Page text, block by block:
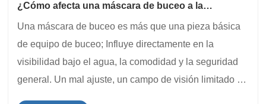
¿Cómo afecta una máscara de buceo a la
Una máscara de buceo es más que una pieza básica
de equipo de buceo; Influye directamente en la
visibilidad bajo el agua, la comodidad y la seguridad
general. Un mal ajuste, un campo de visión limitado o